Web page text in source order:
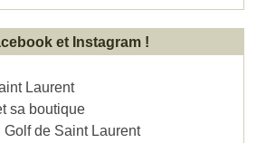
et Instagram !
Laurent
sa boutique
Golf de Saint Laurent